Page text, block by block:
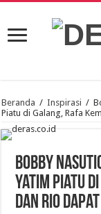
Beranda / Inspirasi /
Piatu di Galang, Rafa
Bobby
Yatim Piatu
dan Rio